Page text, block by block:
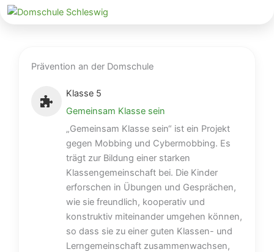
springenPrävention an der Domschule
Klasse 5
Gemeinsam Klasse sein
„Gemeinsam Klasse sein“ ist ein Projekt
gegen Mobbing und Cybermobbing. Es
trägt zur Bildung einer starken
Klassengemeinschaft bei. Die Kinder
erforschen in Übungen und Gesprächen,
wie sie freundlich, kooperativ und
konstruktiv miteinander umgehen können,
so dass sie zu einer guten Klassen- und
Lerngemeinschaft zusammenwachsen,